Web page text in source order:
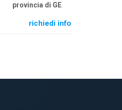
provincia di GE
richiedi info